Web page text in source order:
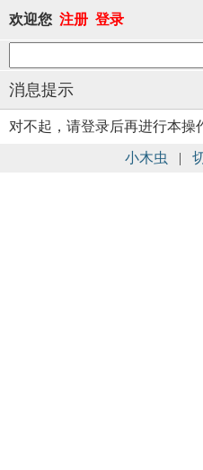
欢迎您 注册 登录
消息提示
对不起，请登录后再进行本操
小木虫 |